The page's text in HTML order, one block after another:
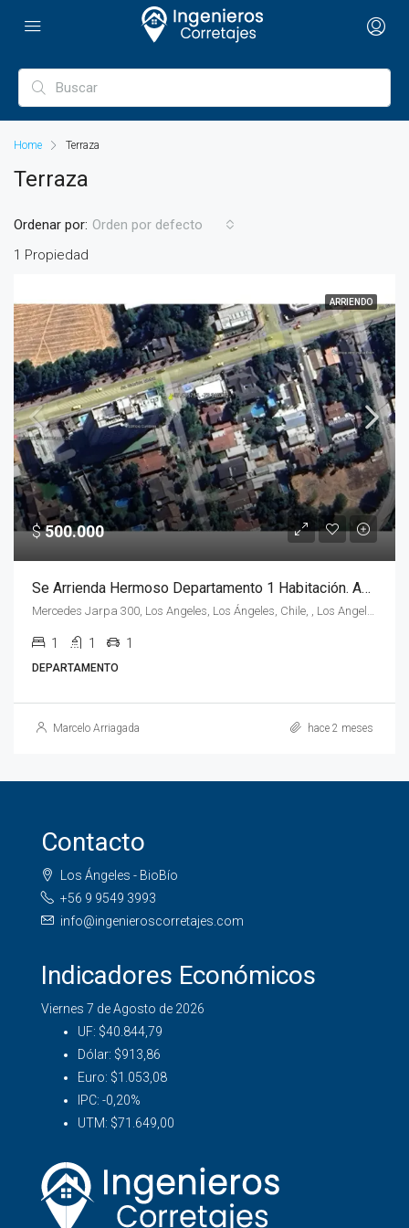
Home Terraza
Terraza
1 Propiedad
Ordenar por: Orden por defecto
ARRIENDO
$500.000
Se Arrienda Hermoso Departamento 1 Habitación. Avenida Gabriela Mistral
1 1 1
DEPARTAMENTO
Marcelo Arriagada hace 2 meses
Contacto
Los Ángeles - BioBío
+56 9 9549 3993
info@ingenieroscorretajes.com
Indicadores Económicos
Viernes 7 de Agosto de 2026
UF: $40.844,79
Dólar: $913,86
Euro: $1.053,08
IPC: -0,20%
UTM: $71.649,00